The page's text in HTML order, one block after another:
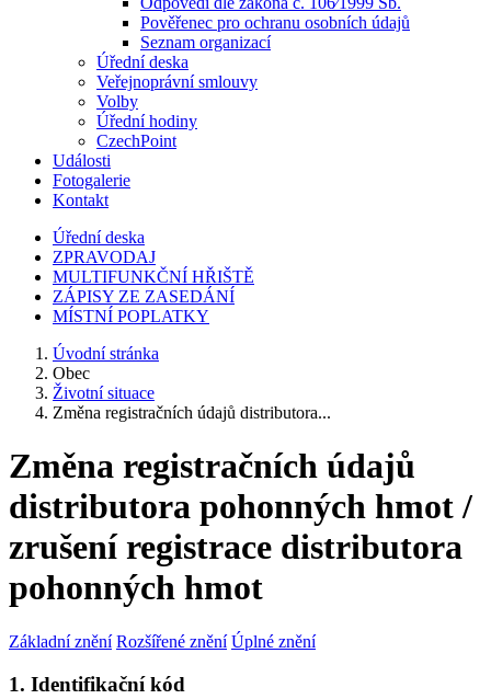
Pověřenec pro ochranu osobních údajů
Seznam organizací
Úřední deska
Veřejnoprávní smlouvy
Volby
Úřední hodiny
CzechPoint
Události
Fotogalerie
Kontakt
Úřední deska
ZPRAVODAJ
MULTIFUNKČNÍ HŘIŠTĚ
ZÁPISY ZE ZASEDÁNÍ
MÍSTNÍ POPLATKY
Úvodní stránka
Obec
Životní situace
Změna registračních údajů distributora...
Změna registračních údajů
distributora pohonných hmot /
zrušení registrace distributora
pohonných hmot
Základní znění Rozšířené znění Úplné znění
1. Identifikační kód